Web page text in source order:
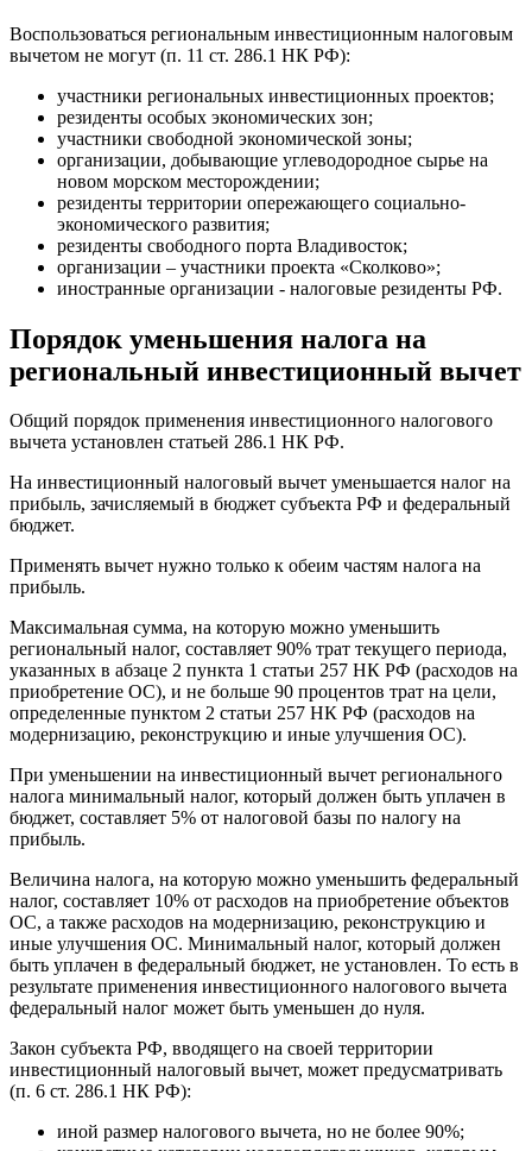
Воспользоваться региональным инвестиционным налоговым
вычетом не могут (п. 11 ст. 286.1 НК РФ):
участники региональных инвестиционных проектов;
резиденты особых экономических зон;
участники свободной экономической зоны;
организации, добывающие углеводородное сырье на
новом морском месторождении;
резиденты территории опережающего социально-
экономического развития;
резиденты свободного порта Владивосток;
организации – участники проекта «Сколково»;
иностранные организации - налоговые резиденты РФ.
Порядок уменьшения налога на
региональный инвестиционный вычет
Общий порядок применения инвестиционного налогового
вычета установлен статьей 286.1 НК РФ.
На инвестиционный налоговый вычет уменьшается налог на
прибыль, зачисляемый в бюджет субъекта РФ и федеральный
бюджет.
Применять вычет нужно только к обеим частям налога на
прибыль.
Максимальная сумма, на которую можно уменьшить
региональный налог, составляет 90% трат текущего периода,
указанных в абзаце 2 пункта 1 статьи 257 НК РФ (расходов на
приобретение ОС), и не больше 90 процентов трат на цели,
определенные пунктом 2 статьи 257 НК РФ (расходов на
модернизацию, реконструкцию и иные улучшения ОС).
При уменьшении на инвестиционный вычет регионального
налога минимальный налог, который должен быть уплачен в
бюджет, составляет 5% от налоговой базы по налогу на
прибыль.
Величина налога, на которую можно уменьшить федеральный
налог, составляет 10% от расходов на приобретение объектов
ОС, а также расходов на модернизацию, реконструкцию и
иные улучшения ОС. Минимальный налог, который должен
быть уплачен в федеральный бюджет, не установлен. То есть в
результате применения инвестиционного налогового вычета
федеральный налог может быть уменьшен до нуля.
Закон субъекта РФ, вводящего на своей территории
инвестиционный налоговый вычет, может предусматривать
(п. 6 ст. 286.1 НК РФ):
иной размер налогового вычета, но не более 90%;